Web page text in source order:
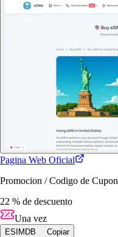
Pagina Web Oficial
Promocion / Codigo de Cupon
22 % de descuento
Una vez
ESIMDB Copiar